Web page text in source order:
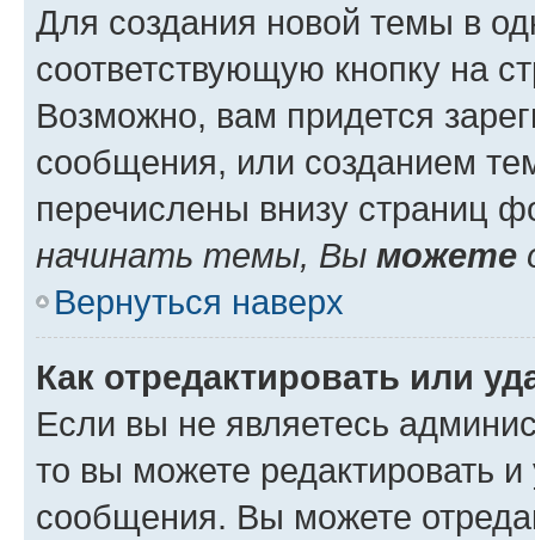
Для создания новой темы в
соответствующую кнопку на
Возможно, вам придется
сообщения, или созданием
перечислены внизу страниц
начинать темы, Вы можете
Вернуться наверх
Как отредактировать или
Если вы не являетесь
то вы можете редактировать
сообщения. Вы можете